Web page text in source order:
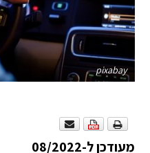
pixabay
מעודכן ל-08/2022